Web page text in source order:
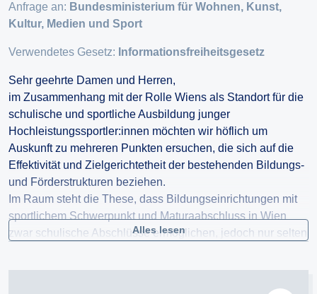
Anfrage an: Bundesministerium für Wohnen, Kunst,
Kultur, Medien und Sport
Verwendetes Gesetz: Informationsfreiheitsgesetz
Sehr geehrte Damen und Herren,
im Zusammenhang mit der Rolle Wiens als Standort für die
schulische und sportliche Ausbildung junger
Hochleistungssportler:innen möchten wir höflich um
Auskunft zu mehreren Punkten ersuchen, die sich auf die
Effektivität und Zielgerichtetheit der bestehenden Bildungs-
und Förderstrukturen beziehen.
Im Raum steht die These, dass Bildungseinrichtungen mit
sportlichem Schwerpunkt und Maturaabschluss in Wien
zwar schulische Abschlüsse ermöglichen, jedoch nur selten
Alles lesen